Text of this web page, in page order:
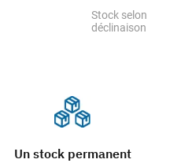
Un stock permanent
Stock selon
déclinaison